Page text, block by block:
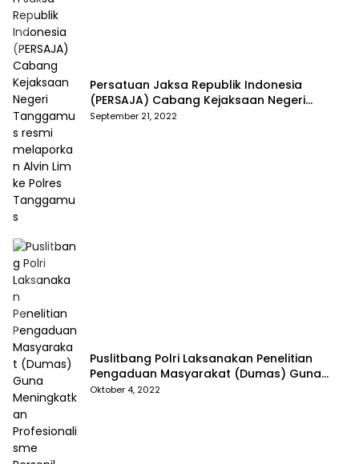
Persatuan Jaksa Republik Indonesia
(PERSAJA) Cabang Kejaksaan Negeri
Tanggamus resmi melaporkan Alvin Lim ke
September 21, 2022
Puslitbang Polri Laksanakan Penelitian
Pengaduan Masyarakat (Dumas) Guna
Meningkatkan Profesionalisme Personil Polri
Oktober 4, 2022